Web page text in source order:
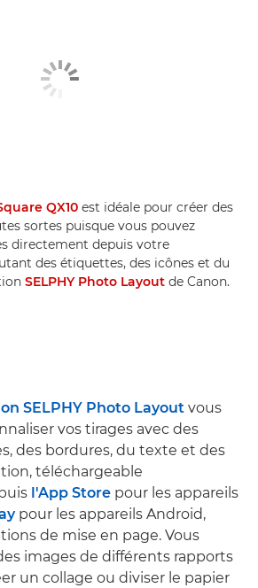
QX10 est idéale pour créer des
sortes puisque vous pouvez
directement depuis votre
des étiquettes, des icônes et du
SELPHY Photo Layout de Canon.
SELPHY Photo Layout vous
vos tirages avec des
des bordures, du texte et des
téléchargeable
l'App Store pour les appareils
pour les appareils Android,
de mise en page. Vous
images de différents rapports
un collage ou diviser le papier